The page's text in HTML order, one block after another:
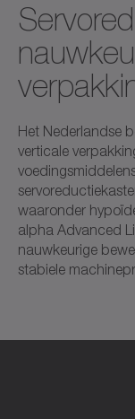
Het Nederlandse
verticale
waaronder
alpha Advanced
nauwkeurige
stabiele